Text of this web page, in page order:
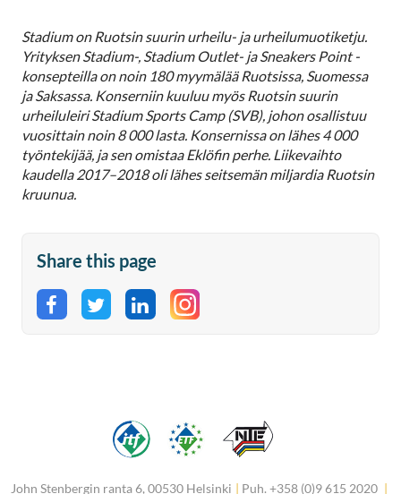
Stadium on Ruotsin suurin urheilu- ja urheilumuotiketju.
Yrityksen Stadium-, Stadium Outlet- ja Sneakers Point -
konsepteilla on noin 180 myymälää Ruotsissa, Suomessa
ja Saksassa. Konserniin kuuluu myös Ruotsin suurin
urheiluleiri Stadium Sports Camp (SVB), johon osallistuu
vuosittain noin 8 000 lasta. Konsernissa on lähes 4 000
työntekijää, ja sen omistaa Eklöfin perhe. Liikevaihto
kaudella 2017–2018 oli lähes seitsemän miljardia Ruotsin
kruunua.
Share this page
Share on Facebook
Share on Twitter
Share on LinkedIn
John Stenbergin ranta 6, 00530 Helsinki | Puh. +358 (0)9 615 2020 |